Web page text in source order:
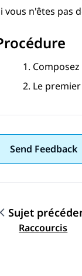
vous n'êtes pas
Le
Send Feedback
Navigation
Sujet
Raccourcis